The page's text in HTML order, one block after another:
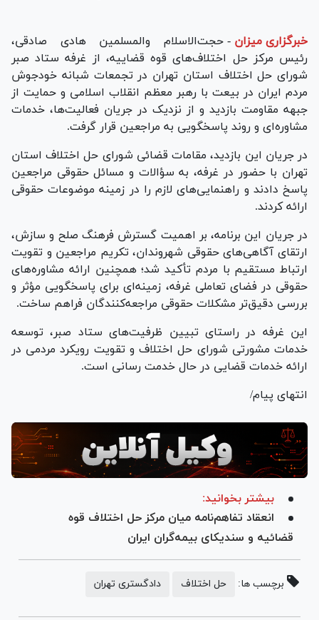
خبرگزاری میزان - حجت‌الاسلام والمسلمین هادی صادقی،
رئیس مرکز حل اختلاف‌های قوه قضاییه، از غرفه ستاد صبر
شورای حل اختلاف استان تهران در تجمعات شبانه خودجوش
مردم ایران در بیعت با رهبر معظم انقلاب اسلامی و حمایت از
جبهه مقاومت بازدید و از نزدیک در جریان فعالیت‌ها، خدمات
مشاوره‌ای و روند پاسخگویی به مراجعین قرار گرفت.
در جریان این بازدید، مقامات قضائی شورای حل اختلاف استان
تهران با حضور در غرفه، به سؤالات و مسائل حقوقی مراجعین
پاسخ دادند و راهنمایی‌های لازم را در زمینه موضوعات حقوقی
ارائه کردند.
در جریان این برنامه، بر اهمیت گسترش فرهنگ صلح و سازش،
ارتقای آگاهی‌های حقوقی شهروندان، تکریم مراجعین و تقویت
ارتباط مستقیم با مردم تأکید شد؛ همچنین ارائه مشاوره‌های
حقوقی در فضای تعاملی غرفه، زمینه‌ای برای پاسخگویی مؤثر و
بررسی دقیق‌تر مشکلات حقوقی مراجعه‌کنندگان فراهم ساخت.
این غرفه در راستای تبیین ظرفیت‌های ستاد صبر، توسعه
خدمات مشورتی شورای حل اختلاف و تقویت رویکرد مردمی در
ارائه خدمات قضایی در حال خدمت رسانی است.
انتهای پیام/
بیشتر بخوانید:
انعقاد تفاهم‌نامه میان مرکز حل اختلاف قوه
قضائیه و سندیکای بیمه‌گران ایران
برچسب ها: حل اختلاف دادگستری تهران